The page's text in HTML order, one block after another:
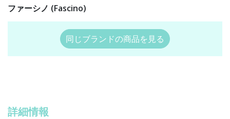
ファーシノ (Fascino)
同じブランドの商品を見る
詳細情報